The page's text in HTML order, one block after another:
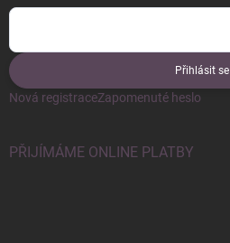
Přihlásit se
Nová registraceZapomenuté heslo
PŘIJÍMÁME ONLINE PLATBY